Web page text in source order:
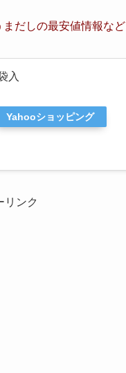
だしの最安値情報など
入
Yahooショッピング
リンク